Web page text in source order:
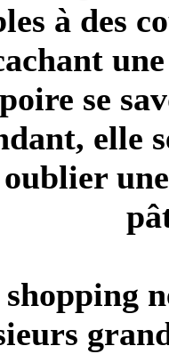
à des
se
elle
oublier